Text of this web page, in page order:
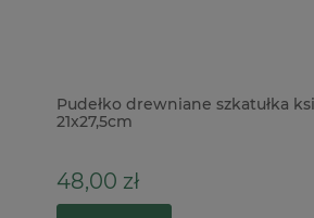
Pudełko drewniane szkatułka
21x27,5cm
48,00 zł